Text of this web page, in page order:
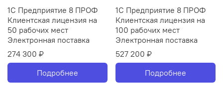
1С Предприятие 8 ПРОФ
Клиентская лицензия на
50 рабочих мест
Электронная поставка
274 300 ₽
Подробнее
1С Предприятие 8 ПРОФ
Клиентская лицензия на
100 рабочих мест
Электронная поставка
527 200 ₽
Подробнее